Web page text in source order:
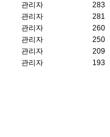
관리자 283
관리자 281
관리자 260
관리자 250
관리자 209
관리자 193